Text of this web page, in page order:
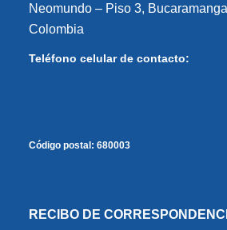
Neomundo – Piso 3,
Colombia
Teléfono celular de contacto:
Código postal: 680003
RECIBO DE